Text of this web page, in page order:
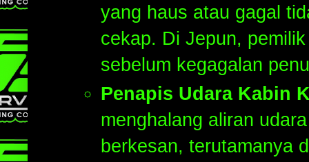
yang haus atau gagal
cekap. Di Jepun,
sebelum kegagalan
Penapis Udara Kabin
menghalang aliran
berkesan, terutamanya